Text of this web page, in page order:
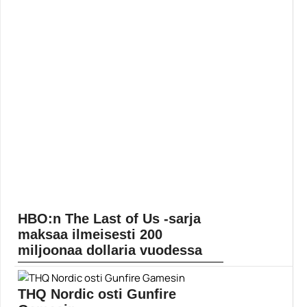
HBO:n The Last of Us -sarja
maksaa ilmeisesti 200
miljoonaa dollaria vuodessa
HBO:lla on työn alla mittava The Last of Us -TV-sarja,
joka syntyy yhteistyönä pelit tehneen Naughty Dogin ja
Chernobyl-luoja Greg Mazinin kesken. Hiljan paljasti...
THQ Nordic osti Gunfire